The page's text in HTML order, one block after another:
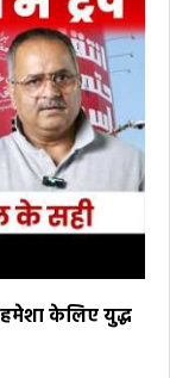
केलिए युद्ध